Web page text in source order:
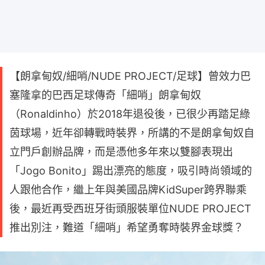
【朗拿甸奴/細哨/NUDE PROJECT/足球】曾效力巴
塞隆拿的巴西足球傳奇「細哨」朗拿甸奴
（Ronaldinho）於2018年退役後，已很少再踏足綠
茵球場，近年卻轉戰時裝界，所講的不是朗拿甸奴自
立門戶創辦品牌，而是憑他多年來以雙腳表現出
「Jogo Bonito」踢出漂亮的態度，吸引時尚領域的
人跟他合作，繼上年與美國品牌KidSuper跨界聯乘
後，最近再受西班牙街頭服裝單位NUDE PROJECT
推出別注，難道「細哨」希望勇奪時裝界金球獎？